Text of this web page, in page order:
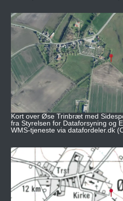
Kort over Øse Trinbræt med
fra Styrelsen for Dataforsyning og
WMS-tjeneste via datafordeler.dk